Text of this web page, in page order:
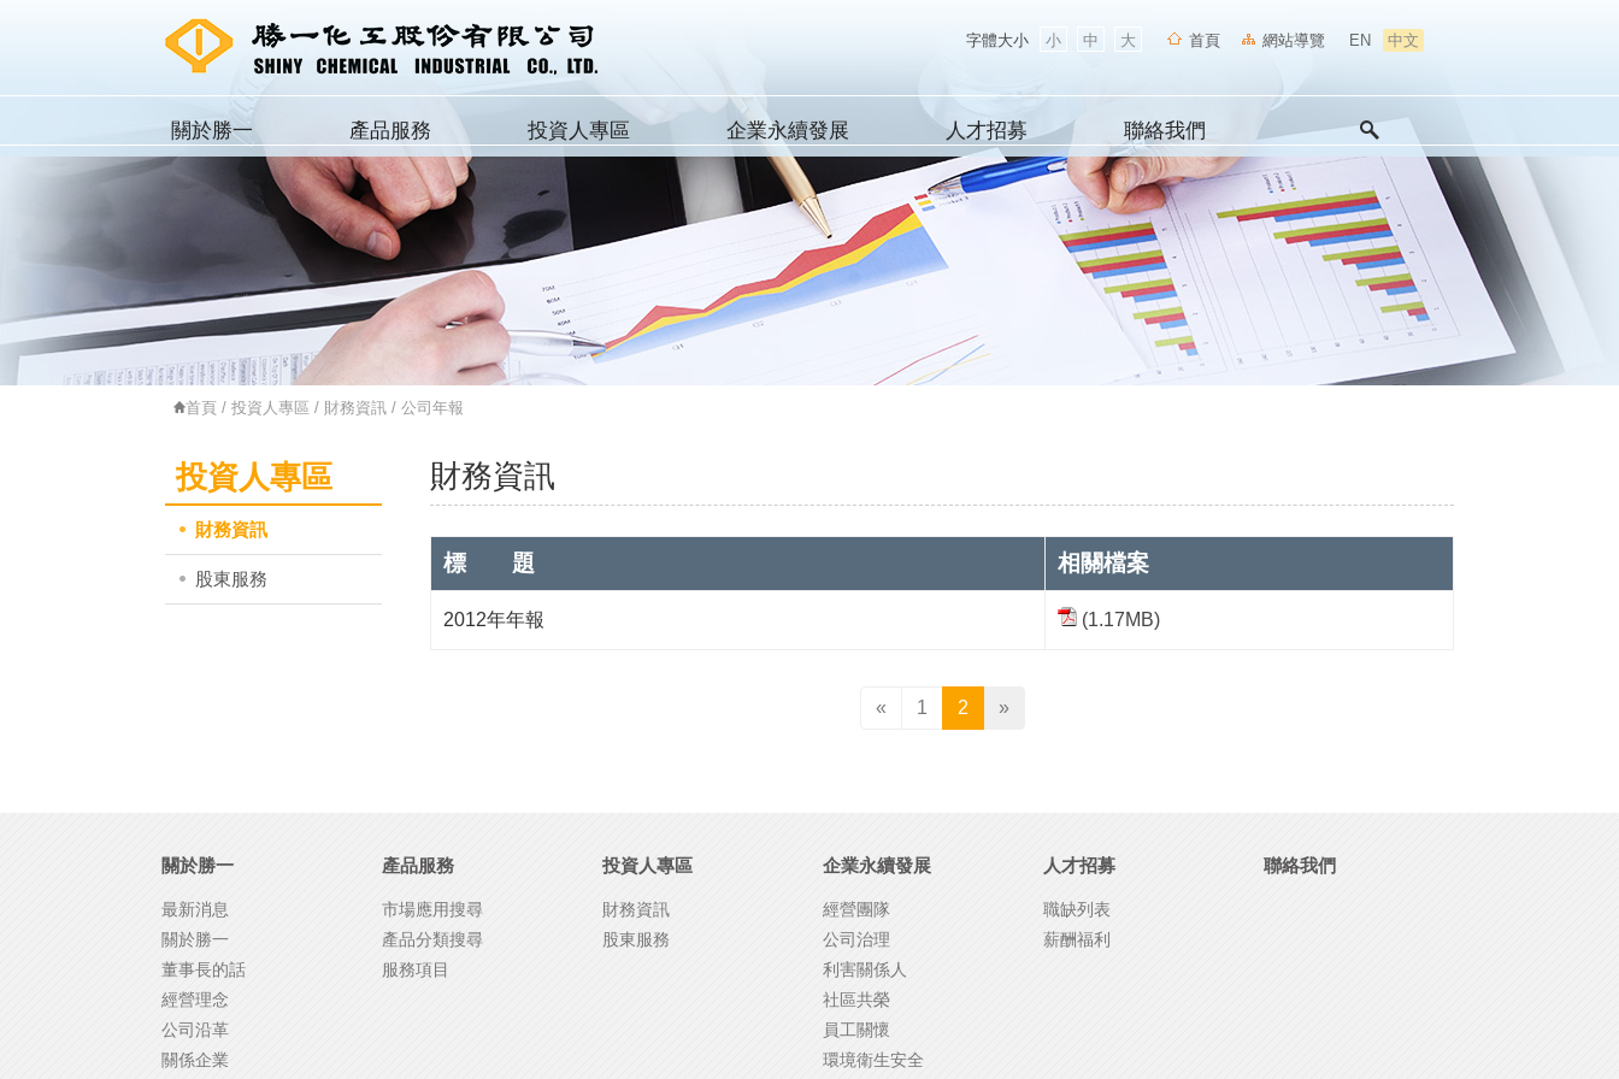
字體大小 小 中 大 首頁 網站導覽 EN 中文
關於勝一 產品服務 投資人專區 企業永續發展 人才招募 聯絡我們
首頁 / 投資人專區 / 財務資訊 / 公司年報
投資人專區
財務資訊
股東服務
財務資訊
標 題 相關檔案
2012年年報 (1.17MB)
« 1 2 »
關於勝一
最新消息
關於勝一
董事長的話
經營理念
公司沿革
關係企業
產品服務
市場應用搜尋
產品分類搜尋
服務項目
投資人專區
財務資訊
股東服務
企業永續發展
經營團隊
公司治理
利害關係人
社區共榮
員工關懷
環境衛生安全
人才招募
職缺列表
薪酬福利
聯絡我們